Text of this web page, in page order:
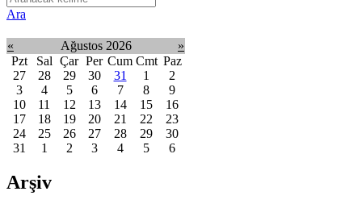
Ara
« Ağustos 2026
»
Pzt
Sal Çar Per Cum Cmt Paz
27
28 29 30 31 1
2
3
4 5 6 7 8
9
10
11 12 13 14 15
16
17
18 19 20 21 22
23
24
25 26 27 28 29
30
31
1 2 3 4 5 6
Arşiv